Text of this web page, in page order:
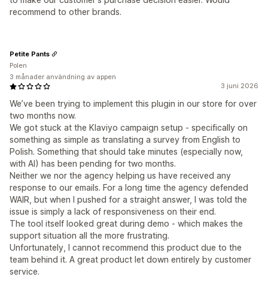
recommend to other brands.
3 juni 2026
We’ve been trying to implement this plugin in our store for over
two months now.
We got stuck at the Klaviyo campaign setup - specifically on
something as simple as translating a survey from English to
Polish. Something that should take minutes (especially now,
with AI) has been pending for two months.
Neither we nor the agency helping us have received any
response to our emails. For a long time the agency defended
WAIR, but when I pushed for a straight answer, I was told the
issue is simply a lack of responsiveness on their end.
The tool itself looked great during demo - which makes the
support situation all the more frustrating.
Unfortunately, I cannot recommend this product due to the
team behind it. A great product let down entirely by customer
service.
Petite Pants
Polen
3 månader användning av appen